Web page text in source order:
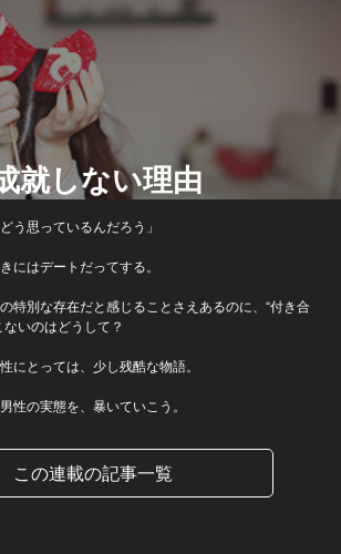
就しない理由
う思っているんだろう」
にはデートだってする。
特別な存在だと感じることさえあるのに、“付き合
いのはどうして？
にとっては、少し残酷な物語。
性の実態を、暴いていこう。
この連載の記事一覧